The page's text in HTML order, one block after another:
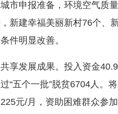
市申报准备，环境空气质
新建幸福美丽新村76个、
件明显改善。
发展成果。投入资金40.9
“五个一批”脱贫6704人。
元/月，资助困难群众参